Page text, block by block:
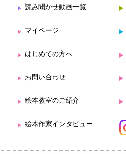
読み聞かせ動画一覧
マイページ
はじめての方へ
お問い合わせ
絵本教室のご紹介
絵本作家インタビュー